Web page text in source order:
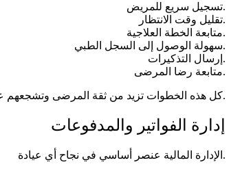
تسجيل سريع للمريض.
تقليل وقت الانتظار.
متابعة الخطة العلاجية.
سهولة الوصول إلى السجل الطبي.
إرسال التذكيرات.
متابعة رضا المرضى.
كل هذه الخطوات تزيد من ثقة المرضى وتشجعهم على العودة مرة أخرى.
إدارة الفواتير والمدفوعات
الإدارة المالية عنصر أساسي في نجاح أي عيادة.